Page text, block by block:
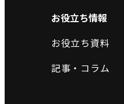
お役立ち情報
お役立ち資料
記事・コラム